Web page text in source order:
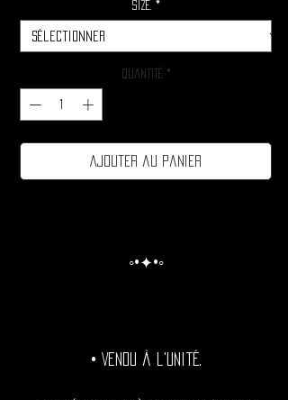
Size. *
Quantité *
Ajouter au panier
◦•✦•◦
• Vendu à l'unité.